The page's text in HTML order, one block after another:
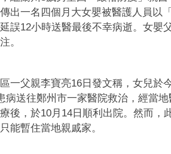
出一名四個月大女嬰被醫護人員以
誤12小時送醫最後不幸病逝。女嬰
。
一父親李寶亮16日發文稱，女兒於
病送往鄭州市一家醫院救治，經當
後，於10月14日順利出院。然而，
能暫住當地親戚家。